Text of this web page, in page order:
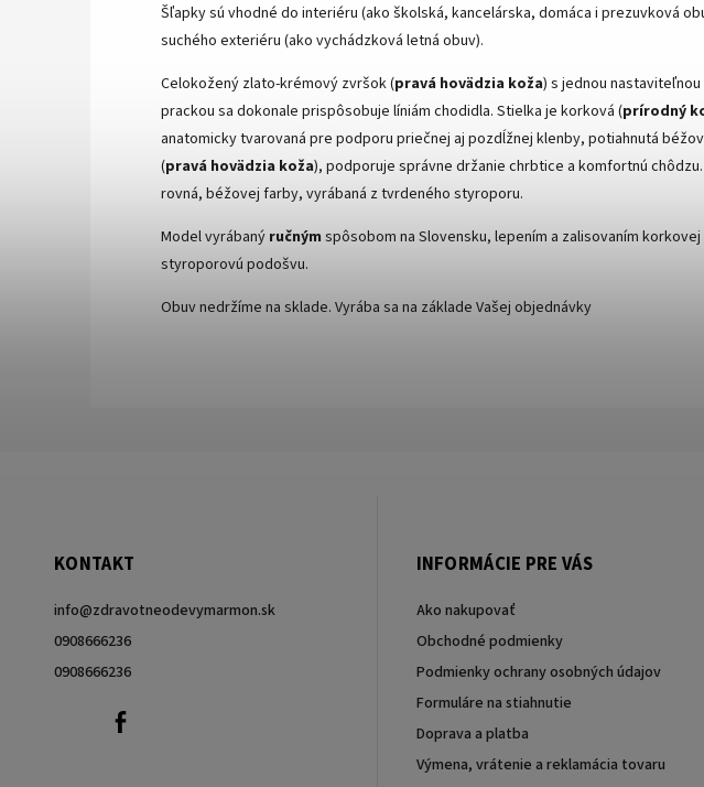
Šľapky sú vhodné do interiéru (ako školská, kancelárska, domáca i prezuvková
suchého exteriéru (ako vychádzková letná obuv).
Celokožený zlato-krémový zvršok (pravá hovädzia koža) s jednou
prackou sa dokonale prispôsobuje líniám chodidla. Stielka je korková (prírodný
anatomicky tvarovaná pre podporu priečnej aj pozdĺžnej klenby, potiahnutá
(pravá hovädzia koža), podporuje správne držanie chrbtice a komfortnú
rovná, béžovej farby, vyrábaná z tvrdeného styroporu.
Model vyrábaný ručnýmspôsobom na Slovensku, lepením a zalisovaním
styroporovú podošvu.
Obuv nedržíme na sklade. Vyrába sa na základe Vašej objednávky
KONTAKT
info@zdravotneodevymarmon.sk
0908666236
0908666236
0908666236
INFORMÁCIE PRE VÁS
Ako nakupovať
Obchodné podmienky
Podmienky ochrany osobných údajov
Formuláre na stiahnutie
Doprava a platba
Výmena, vrátenie a reklamácia tovaru